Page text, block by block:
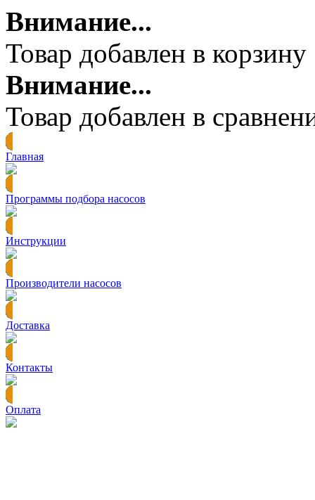
Внимание...
Товар добавлен в корзину
Внимание...
Товар добавлен в
Главная
Программы подбора насосов
Инструкции
Производители насосов
Доставка
Контакты
Оплата